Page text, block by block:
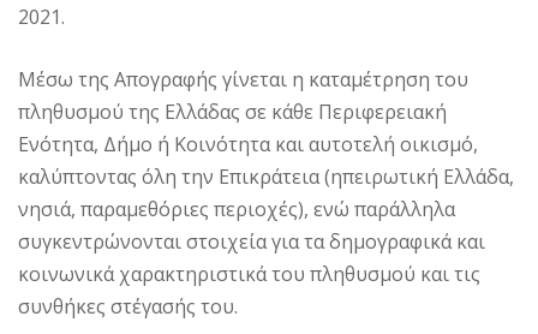
2021.
Μέσω της Απογραφής γίνεται η καταμέτρηση του
πληθυσμού της Ελλάδας σε κάθε Περιφερειακή
Ενότητα, Δήμο ή Κοινότητα και αυτοτελή οικισμό,
καλύπτοντας όλη την Επικράτεια (ηπειρωτική Ελλάδα,
νησιά, παραμεθόριες περιοχές), ενώ παράλληλα
συγκεντρώνονται στοιχεία για τα δημογραφικά και
κοινωνικά χαρακτηριστικά του πληθυσμού και τις
συνθήκες στέγασής του.